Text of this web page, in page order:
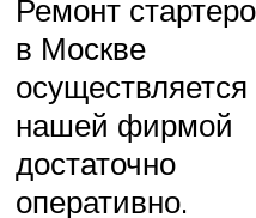
Ремонт
в Москве
осуществляется
нашей фирмой
достаточно
оперативно.